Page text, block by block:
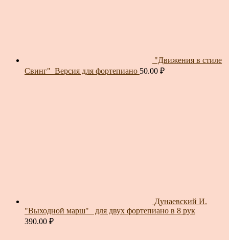
"Движения в стиле
Свинг"_Версия для фортепиано 50.00 ₽
Дунаевский И.
"Выходной марш"_ для двух фортепиано в 8 рук
390.00 ₽